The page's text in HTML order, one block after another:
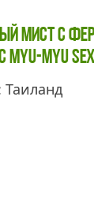
Мист С
Myu-Myu
Таиланд